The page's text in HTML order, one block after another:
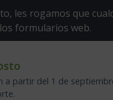
les rogamos que
formularios web.
a partir del 1 de